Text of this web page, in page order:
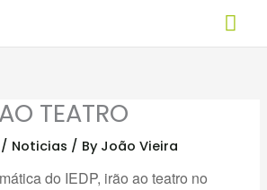
TEATRO
/ Noticias / By João Vieira
do IEDP, irão ao teatro no